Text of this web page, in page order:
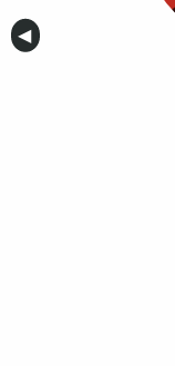
Anterior
◀︎